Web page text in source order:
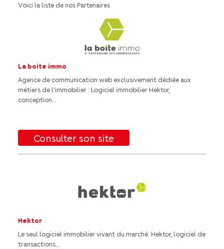
Voici la liste de nos Partenaires
La boite immo
Agence de communication web exclusivement dédiée aux
métiers de l'immobilier : Logiciel immobilier Hektor,
conception...
Consulter son site
Hektor
Le seul logiciel immobilier vivant du marché. Hektor, logiciel de
transactions...